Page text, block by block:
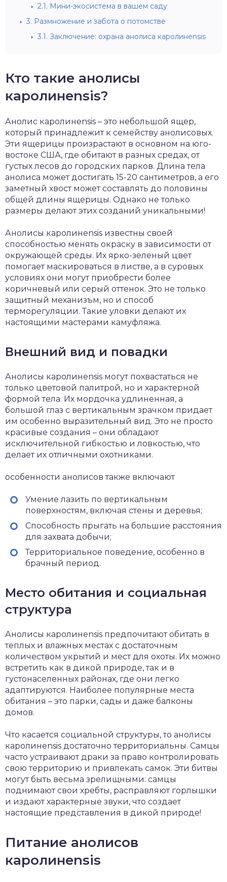
2.1. Мини-экосистема в вашем саду
3. Размножение и забота о потомстве
3.1. Заключение: охрана анолиса каролинensis
Кто такие анолисы
каролинensis?
Анолис каролинensis – это небольшой ящер,
который принадлежит к семейству анолисовых.
Эти ящерицы произрастают в основном на юго-
востоке США, где обитают в разных средах, от
густых лесов до городских парков. Длина тела
анолиса может достигать 15-20 сантиметров, а его
заметный хвост может составлять до половины
общей длины ящерицы. Однако не только
размеры делают этих созданий уникальными!
Анолисы каролинensis известны своей
способностью менять окраску в зависимости от
окружающей среды. Их ярко-зеленый цвет
помогает маскироваться в листве, а в суровых
условиях они могут приобрести более
коричневый или серый оттенок. Это не только
защитный механизъм, но и способ
терморегуляции. Такие уловки делают их
настоящими мастерами камуфляжа.
Внешний вид и повадки
Анолисы каролинensis могут похвастаться не
только цветовой палитрой, но и характерной
формой тела. Их мордочка удлиненная, а
большой глаз с вертикальным зрачком придает
им особенно выразительный вид. Это не просто
красивые создания – они обладают
исключительной гибкостью и ловкостью, что
делает их отличными охотниками.
особенности анолисов также включают
Умение лазить по вертикальным
поверхностям, включая стены и деревья;
Способность прыгать на большие расстояния
для захвата добычи;
Территориальное поведение, особенно в
брачный период.
Место обитания и социальная
структура
Анолисы каролинensis предпочитают обитать в
теплых и влажных местах с достаточным
количеством укрытий и мест для охоты. Их можно
встретить как в дикой природе, так и в
густонаселенных районах, где они легко
адаптируются. Наиболее популярные места
обитания – это парки, сады и даже балконы
домов.
Что касается социальной структуры, то анолисы
каролинensis достаточно территориальны. Самцы
часто устраивают драки за право контролировать
свою территорию и привлекать самок. Эти битвы
могут быть весьма зрелищными: самцы
поднимают свои хребты, расправляют горлышки
и издают характерные звуки, что создает
настоящие представления в дикой природе!
Питание анолисов
каролинensis